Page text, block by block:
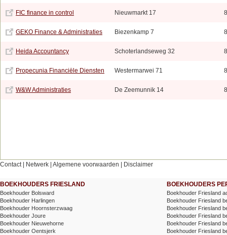
FIC finance in control Nieuwmarkt 17
GEKO Finance & Administraties Biezenkamp 7
Heida Accountancy Schoterlandseweg 32
Propecunia Financiële Diensten Westermarwei 71
W&W Administraties De Zeemunnik 14
Contact| Netwerk Algemene voorwaarden Disclaimer
BOEKHOUDERS FRIESLAND
Boekhouder Bolsward
Boekhouder Harlingen
Boekhouder Hoornsterzwaag
Boekhouder Joure
Boekhouder Nieuwehorne
Boekhouder Oentsjerk
BOEKHOUDERS
Boekhouder Friesland
Boekhouder Friesland
Boekhouder Friesland
Boekhouder Friesland
Boekhouder Friesland
Boekhouder Friesland